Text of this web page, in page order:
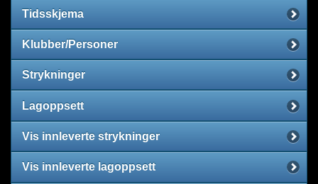
Tidsskjema
Klubber/Personer
Strykninger
Lagoppsett
Vis innleverte strykninger
Vis innleverte lagoppsett